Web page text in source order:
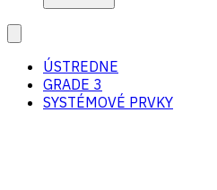
ÚSTREDNE
GRADE 3
SYSTÉMOVÉ PRVKY